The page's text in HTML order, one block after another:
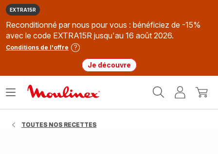
EXTRA15R
Reconditionné par nous pour vous : bénéficiez de -15%
avec le code EXTRA15R jusqu'au 16 août 2026.
Conditions de l'offre
Je découvre
MonMon
Ouvrir
TOUTES NOS RECETTES